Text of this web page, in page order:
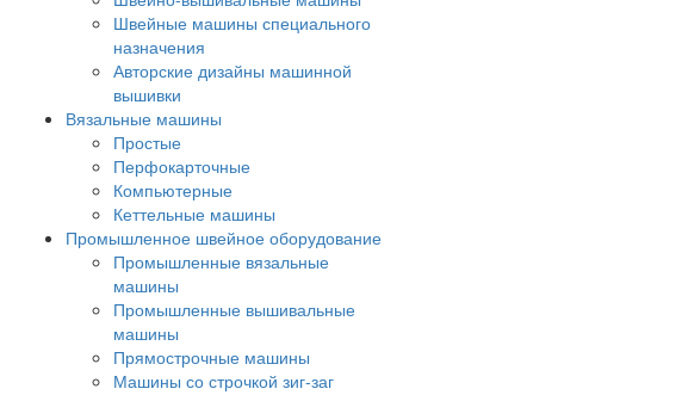
Швейные машины специального
назначения
Авторские дизайны машинной
вышивки
Вязальные машины
Простые
Перфокарточные
Компьютерные
Кеттельные машины
Промышленное швейное оборудование
Промышленные вязальные
машины
Промышленные вышивальные
машины
Прямострочные машины
Машины со строчкой зиг-заг